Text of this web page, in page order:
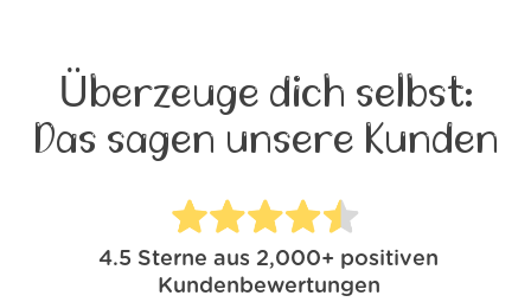
Überzeuge dich selbst:
Das sagen unsere Kunden
4.5 Sterne aus 2,000+ positiven
Kundenbewertungen